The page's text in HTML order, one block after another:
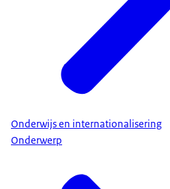
Onderwijs en internationalisering
Onderwerp